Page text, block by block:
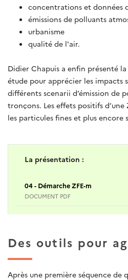
concentrations et données
émissions de polluants
urbanisme
qualité de l'air.
Didier Chapuis a enfin présenté
étude pour apprécier les impacts
différents scenarii d’émission de
tronçons. Les effets positifs
les particules fines et plus encore
La présentation :
04 - Démarche ZFE-m
DOCUMENT PDF
Des outils pour
Après une première séquence de